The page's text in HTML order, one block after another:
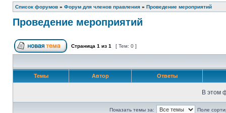
Список форумов » Форум для членов правления » Проведение мероприятий
Проведение мероприятий
Страница 1 из 1 [ Тем: 0 ]
Темы Автор Ответы
В этом
Показать темы за: Поле